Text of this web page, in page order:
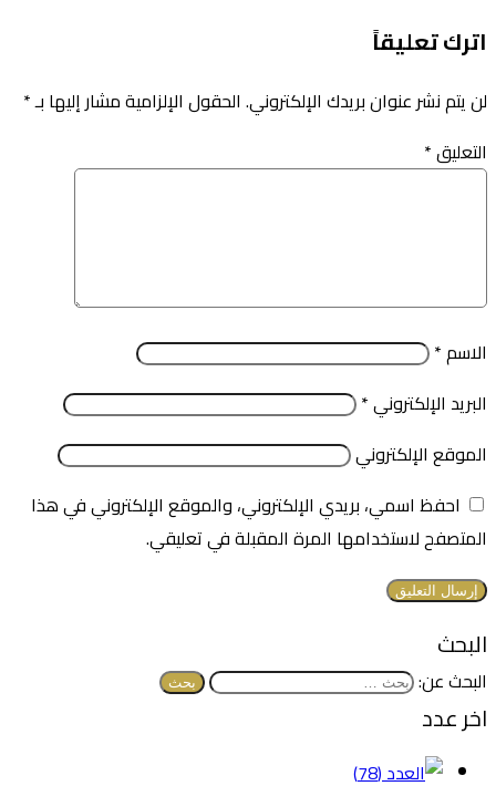
اترك تعليقاً
لن يتم نشر عنوان بريدك الإلكتروني. الحقول الإلزامية مشار إليها بـ*
التعليق*
الاسم*
البريد الإلكتروني*
الموقع الإلكتروني
احفظ اسمي، بريدي الإلكتروني، والموقع الإلكتروني في هذا
المتصفح لاستخدامها المرة المقبلة في تعليقي.
البحث
البحث عن:
اخر عدد